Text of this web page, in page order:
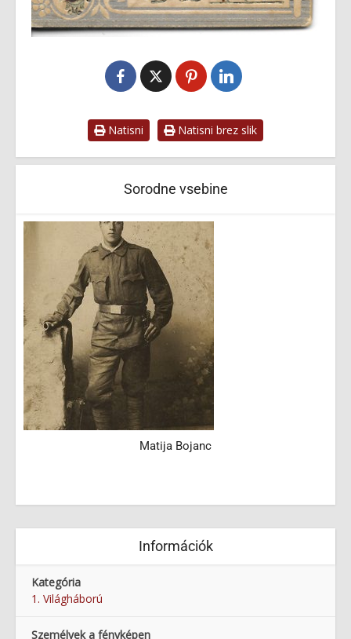
Natisni Natisni brez slik
Sorodne vsebine
Matija Bojanc
Információk
Kategória
1. Világháború
Személyek a fényképen